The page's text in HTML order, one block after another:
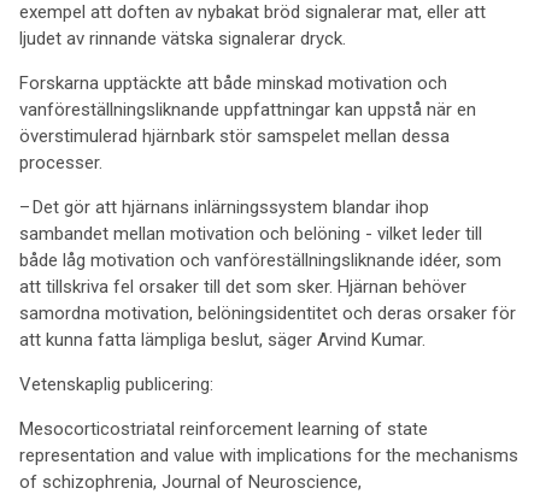
exempel att doften av nybakat bröd signalerar mat, eller att
ljudet av rinnande vätska signalerar dryck.
Forskarna upptäckte att både minskad motivation och
vanföreställningsliknande uppfattningar kan uppstå när en
överstimulerad hjärnbark stör samspelet mellan dessa
processer.
– Det gör att hjärnans inlärningssystem blandar ihop
sambandet mellan motivation och belöning - vilket leder till
både låg motivation och vanföreställningsliknande idéer, som
att tillskriva fel orsaker till det som sker. Hjärnan behöver
samordna motivation, belöningsidentitet och deras orsaker för
att kunna fatta lämpliga beslut, säger Arvind Kumar.
Vetenskaplig publicering:
Mesocorticostriatal reinforcement learning of state
representation and value with implications for the mechanisms
of schizophrenia, Journal of Neuroscience,